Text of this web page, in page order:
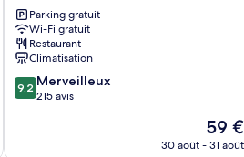
HijiParking gratuit
Wi-Fi gratuit
Restaurant
Climatisation
9.2
sur
9,2 Merveilleux
215 avis
Le
59 €
30 août - 31 août